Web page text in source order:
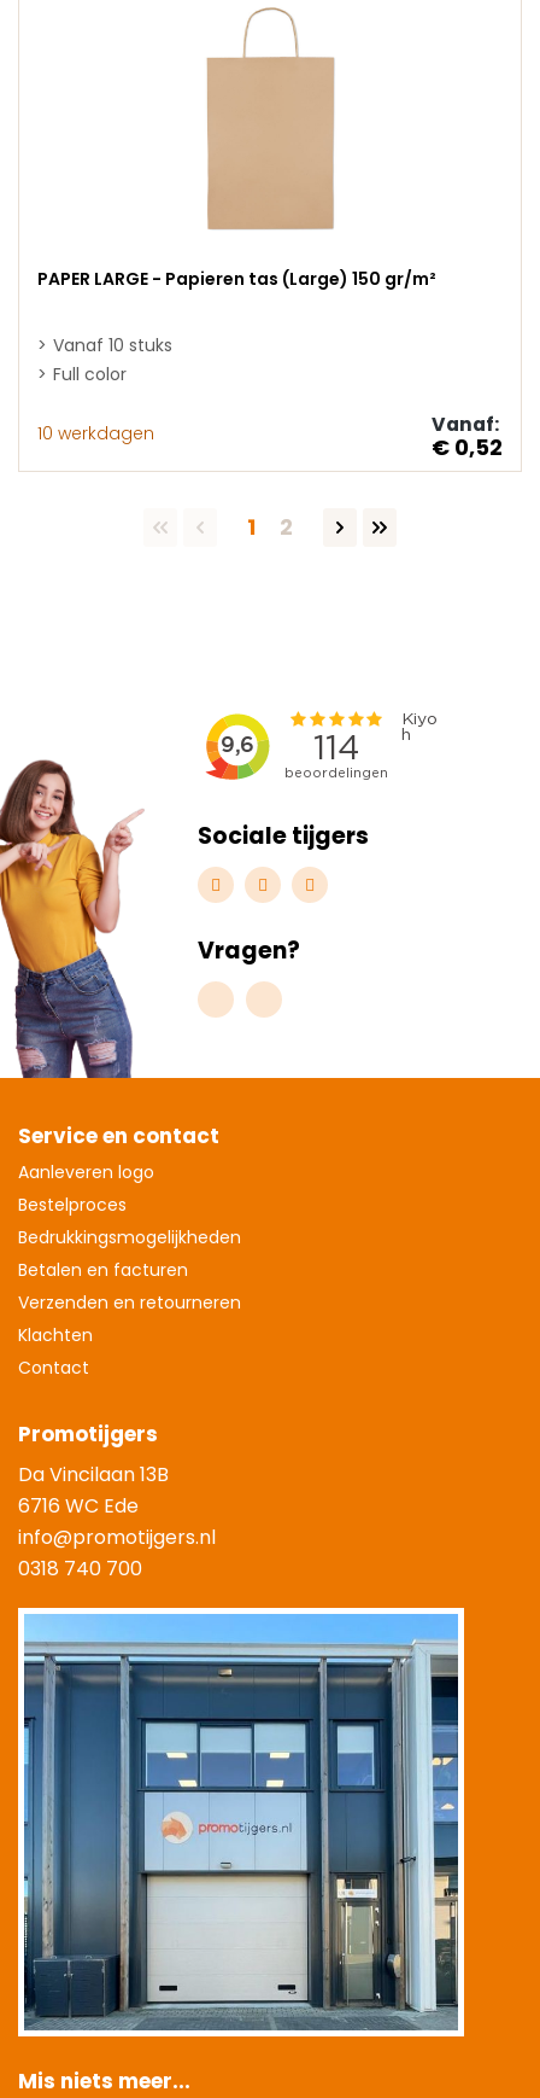
PAPER LARGE - Papieren tas (Large) 150 gr/m²
Vanaf 10 stuks
Full color
10 werkdagen Vanaf:
€ 0,52
Pagina
1 Pagina
2
Sociale tijgers
Vragen?
Service en contact
Aanleveren logo
Bestelproces
Bedrukkingsmogelijkheden
Betalen en facturen
Verzenden en retourneren
Klachten
Contact
Promotijgers
Da Vincilaan 13B
6716 WC Ede
info@promotijgers.nl
0318 740 700
Mis niets meer...